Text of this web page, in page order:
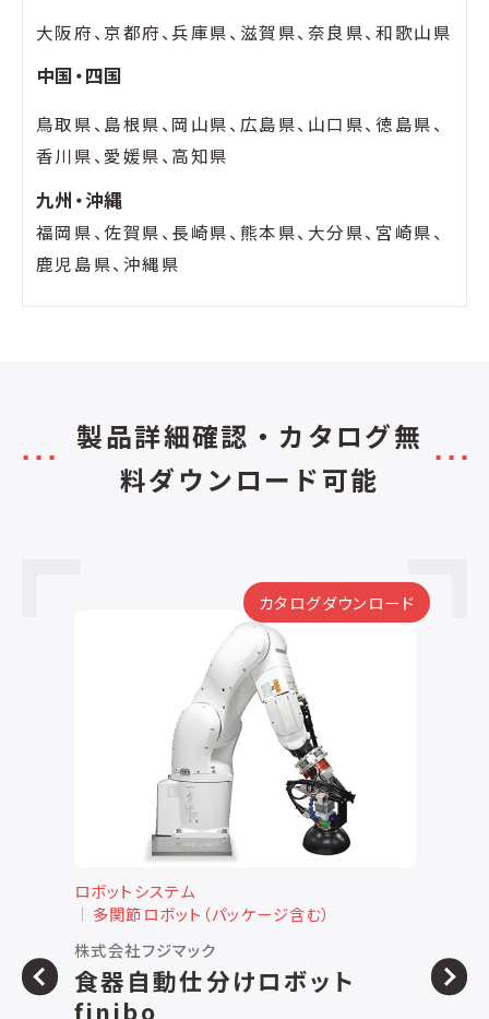
大阪府、京都府、兵庫県、滋賀県、奈良県、和歌山県
中国・四国
鳥取県、島根県、岡山県、広島県、山口県、徳島県、
香川県、愛媛県、高知県
九州・沖縄
福岡県、佐賀県、長崎県、熊本県、大分県、宮崎県、
鹿児島県、沖縄県
製品詳細確認・カタログ無
料ダウンロード可能
カタログダウンロード
ロボットシステム
多関節ロボット（パッケージ含む）
株式会社フジマック
食器自動仕分けロボット
finibo